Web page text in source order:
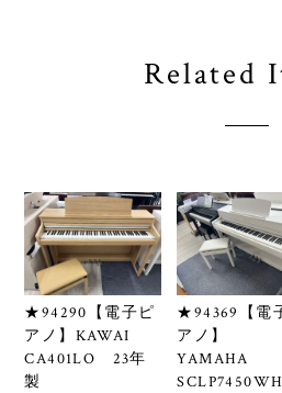
Related
★94290【電子ピ
アノ】KAWAI
CA401LO 23年
製
★94369【電
アノ】
YAMAHA